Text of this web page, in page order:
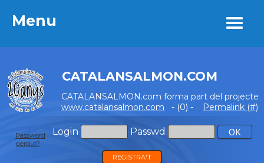
Menu
CATALANSALMON.COM
CATALANSALMON.com forma part del projecte
www.catalansalmon.com - (0) - Permalink (#)
Login Passwd
Password
perdut?
REGISTRA'T
Menu